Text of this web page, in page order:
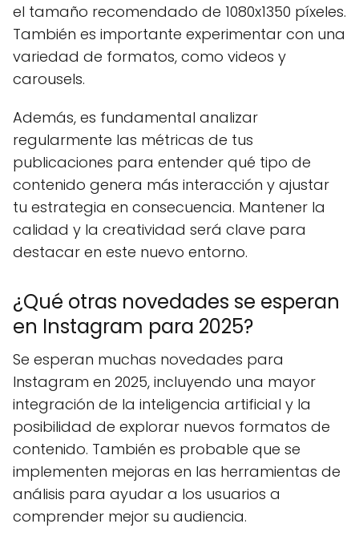
el tamaño recomendado de 1080x1350 píxeles.
También es importante experimentar con una
variedad de formatos, como videos y
carousels.
Además, es fundamental analizar
regularmente las métricas de tus
publicaciones para entender qué tipo de
contenido genera más interacción y ajustar
tu estrategia en consecuencia. Mantener la
calidad y la creatividad será clave para
destacar en este nuevo entorno.
¿Qué otras novedades se esperan
en Instagram para 2025?
Se esperan muchas novedades para
Instagram en 2025, incluyendo una mayor
integración de la inteligencia artificial y la
posibilidad de explorar nuevos formatos de
contenido. También es probable que se
implementen mejoras en las herramientas de
análisis para ayudar a los usuarios a
comprender mejor su audiencia.